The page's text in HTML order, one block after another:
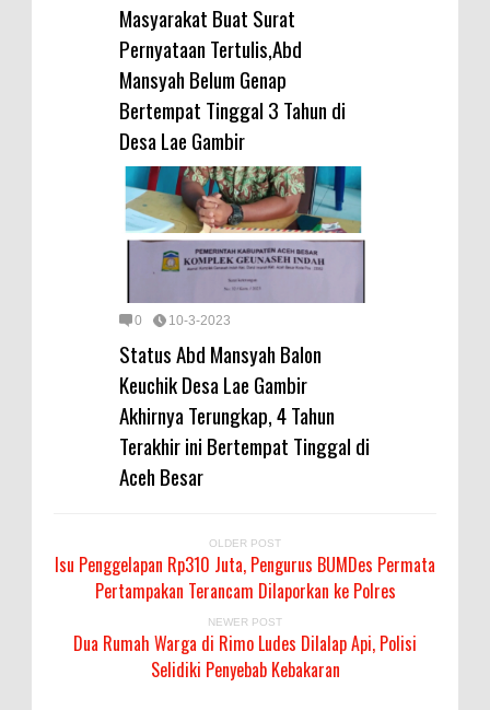
Masyarakat Buat Surat
Pernyataan Tertulis,Abd
Mansyah Belum Genap
Bertempat Tinggal 3 Tahun di
Desa Lae Gambir
0 10-3-2023
Status Abd Mansyah Balon
Keuchik Desa Lae Gambir
Akhirnya Terungkap, 4 Tahun
Terakhir ini Bertempat Tinggal di
Aceh Besar
OLDER POST
Isu Penggelapan Rp310 Juta, Pengurus BUMDes Permata
Pertampakan Terancam Dilaporkan ke Polres
NEWER POST
Dua Rumah Warga di Rimo Ludes Dilalap Api, Polisi
Selidiki Penyebab Kebakaran